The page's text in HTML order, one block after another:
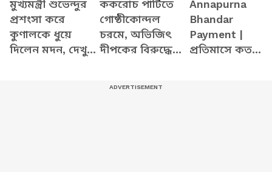
মুখ্যমন্ত্রী শুভেন্দুর
প্রশংসা করে
কুণালকে ধুয়ে
দিলেন মদন, দেখুন
ককরোচ পার্টিতে
গোষ্ঠীকোন্দল
চরমে, অভিজিৎ
দীপকের বিরুদ্ধে
Annapurna
Bhandar
Payment |
প্রতিমাসে কত